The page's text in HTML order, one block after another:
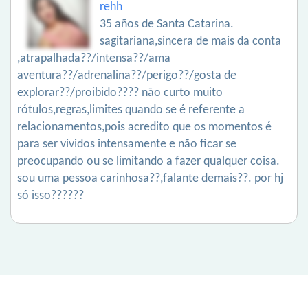
rehh
35 años de Santa Catarina.
sagitariana,sincera de mais da conta
,atrapalhada??/intensa??/ama
aventura??/adrenalina??/perigo??/gosta de
explorar??/proibido???? não curto muito
rótulos,regras,limites quando se é referente a
relacionamentos,pois acredito que os momentos é
para ser vividos intensamente e não ficar se
preocupando ou se limitando a fazer qualquer coisa.
sou uma pessoa carinhosa??,falante demais??. por hj
só isso??????